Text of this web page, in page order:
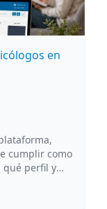
en
cumplir como
qué perfil y